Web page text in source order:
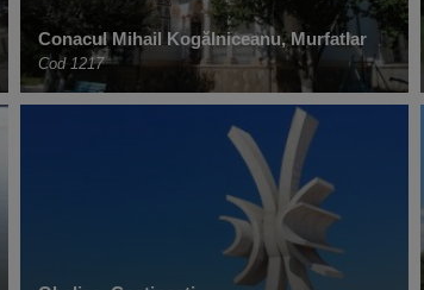
Conacul Mihail Kogălniceanu, Murfatlar
Cod 1217